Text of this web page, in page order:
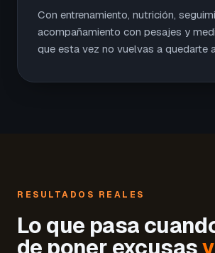
Con entrenamiento, nutrición,
acompañamiento con pesajes y
que esta vez no vuelvas a quedarte
RESULTADOS REALES
Lo que pasa